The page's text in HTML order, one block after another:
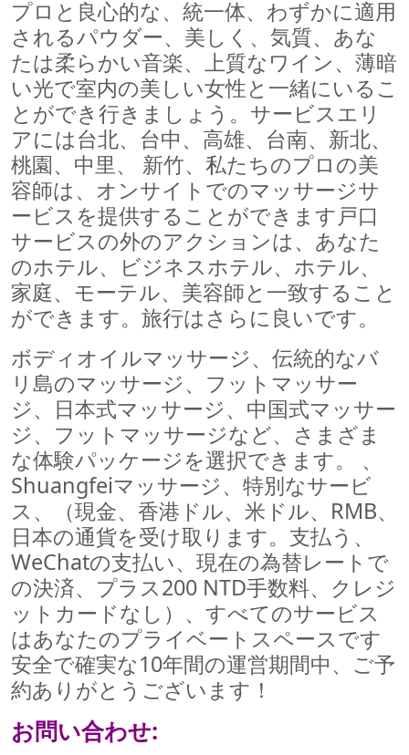
プロと良心的な、統一体、わずかに適用
されるパウダー、美しく、気質、あな
たは柔らかい音楽、上質なワイン、薄暗
い光で室内の美しい女性と一緒にいるこ
とができ行きましょう。サービスエリ
アには台北、台中、高雄、台南、新北、
桃園、中里、 新竹、私たちのプロの美
容師は、オンサイトでのマッサージサ
ービスを提供することができます戸口
サービスの外のアクションは、あなた
のホテル、ビジネスホテル、ホテル、
家庭、モーテル、美容師と一致すること
ができます。旅行はさらに良いです。
ボディオイルマッサージ、伝統的なバ
リ島のマッサージ、フットマッサー
ジ、日本式マッサージ、中国式マッサー
ジ、フットマッサージなど、さまざま
な体験パッケージを選択できます。 、
Shuangfeiマッサージ、特別なサービ
ス、（現金、香港ドル、米ドル、RMB、
日本の通貨を受け取ります。支払う、
WeChatの支払い、現在の為替レートで
の決済、プラス200 NTD手数料、クレジ
ットカードなし）、すべてのサービス
はあなたのプライベートスペースです
安全で確実な10年間の運営期間中、ご予
約ありがとうございます！
お問い合わせ: